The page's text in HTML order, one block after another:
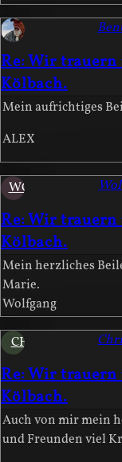
Re: Wir
Kölbach.
Mein aufrichtiges
ALEX
WO
Re: Wir
Kölbach.
Mein herzliches
Marie.
Wolfgang
CH
Re: Wir
Kölbach.
Auch von mir mein
und Freunden viel